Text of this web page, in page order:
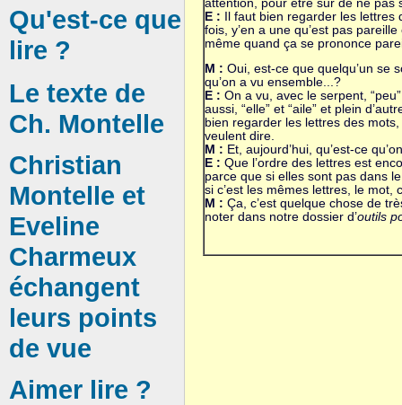
attention, pour être sûr de ne pas
E :
Il faut bien regarder les lettres
fois, y’en a une qu’est pas
même quand ça se prononce
M : Oui, est-ce que quelqu’un se
qu’on a vu ensemble...?
E : On a vu, avec le serpent,
aussi, “elle” et “aile” et plein
bien regarder les lettres des mots,
veulent dire.
M : Et, aujourd’hui, qu’est-ce
E : Que l’ordre des lettres est
parce que si elles sont pas dans
si c’est les mêmes lettres, le mot,
M : Ça, c’est quelque chose de
noter dans notre dossier d’outils
Qu'est-ce que
lire ?
Le texte de
Ch. Montelle
Christian
Montelle et
Eveline
Charmeux
échangent
leurs points
de vue
Aimer lire ?